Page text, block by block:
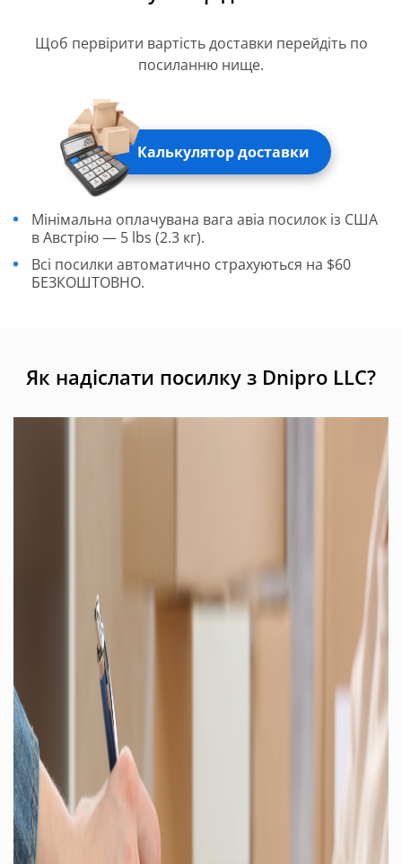
Щоб первірити вартість доставки перейдіть по
посиланню нище.
Калькулятор доставки
Мінімальна оплачувана вага авіа посилок із США
в Австрію — 5 lbs (2.3 кг).
Всі посилки автоматично страхуються на $60
БЕЗКОШТОВНО.
Як надіслати посилку з Dnipro LLC?